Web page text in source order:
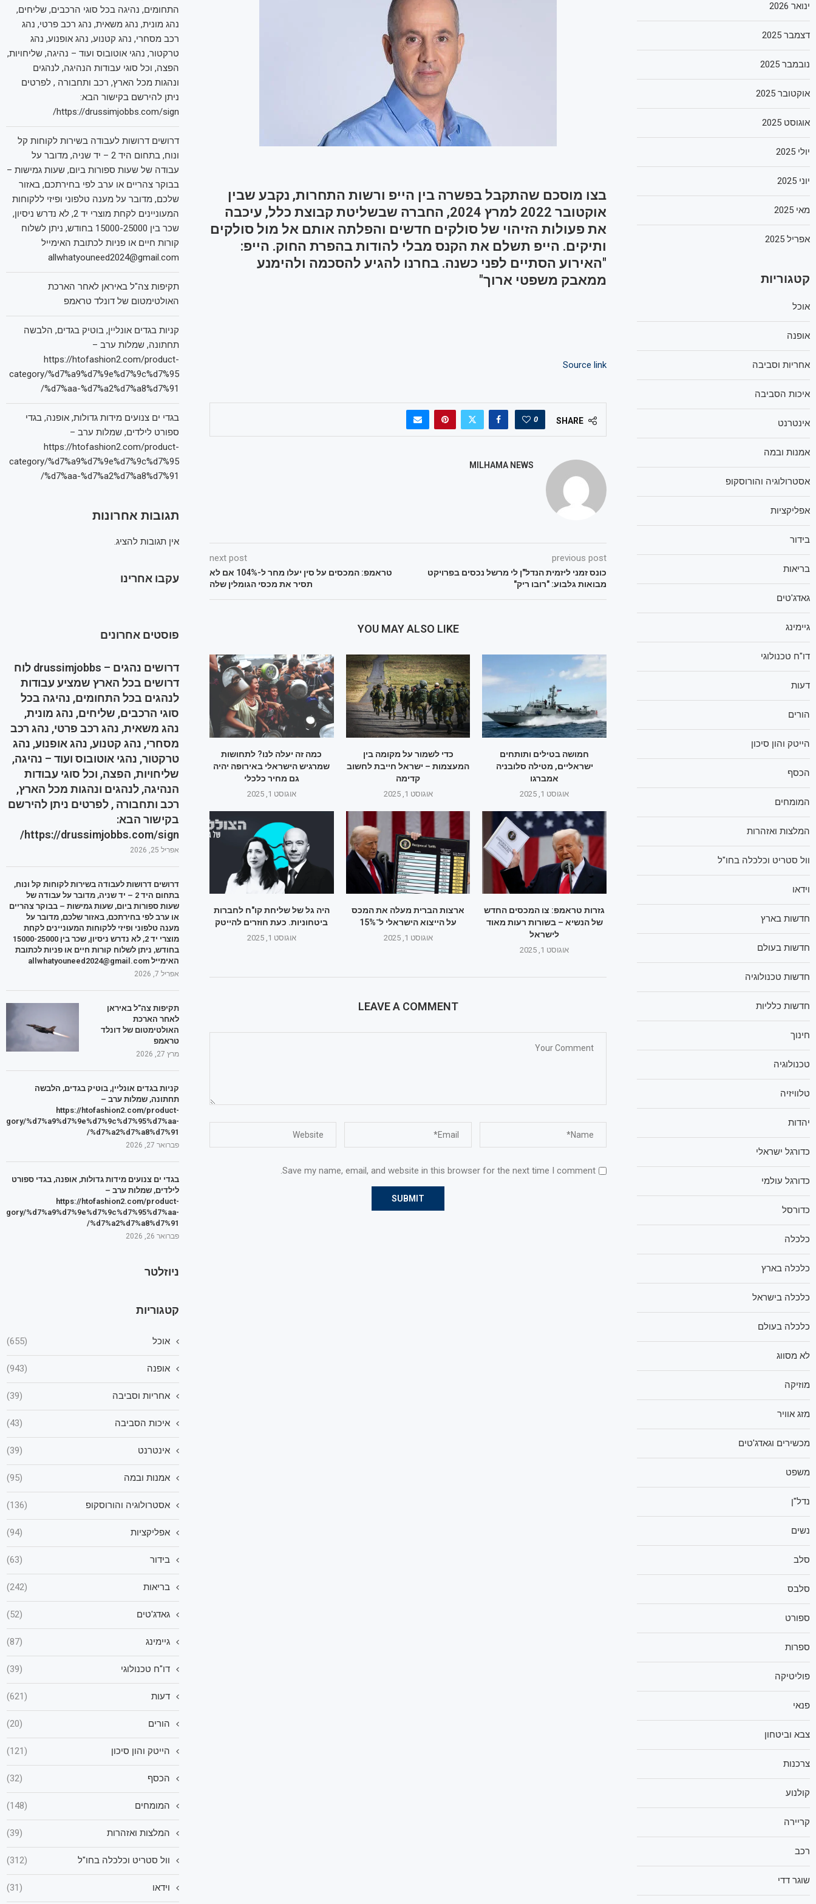
בצו מוסכם שהתקבל בפשרה בין הייפ ורשות התחרות, נקבע שבין
אוקטובר 2022 למרץ 2024, החברה שבשליטת קבוצת כלל, עיכבה
את פעולות הזיהוי של סולקים חדשים והפלתה אותם אל מול סולקים
ותיקים. הייפ תשלם את הקנס מבלי להודות בהפרת החוק. הייפ:
"האירוע הסתיים לפני כשנה. בחרנו להגיע להסכמה ולהימנע
ממאבק משפטי ארוך"
Source link
SHARE
0
MILHAMA NEWS
previous post
כונס זמני ליזמית הנדל"ן לי מרשל נכסים בפרויקט
מבואות גלבוע: "רובו ריק"
next post
טראמפ: המכסים על סין יעלו מחר ל-104% אם לא
תסיר את מכסי הגומלין שלה
YOU MAY ALSO LIKE
כמה זה יעלה לנו? לתחושות
שמרגיש הישראלי באירופה יהיה
גם מחיר כלכלי
אוגוסט 1, 2025
כדי לשמור על מקומה בין
המעצמות – ישראל חייבת לחשוב
קדימה
אוגוסט 1, 2025
חמושה בטילים ותותחים
ישראליים, מטילה סלובניה
אמברגו
אוגוסט 1, 2025
היה גל של שליחת קו"ח לחברות
ביטחוניות. כעת חוזרים להייטק
אוגוסט 1, 2025
ארצות הברית מעלה את המכס
על הייצוא הישראלי ל־15%
אוגוסט 1, 2025
גזרות טראמפ: צו המכסים החדש
של הנשיא – בשורות רעות מאוד
לישראל
אוגוסט 1, 2025
LEAVE A COMMENT
Save my name, email, and website in this browser for the next time I comment.
התחומים, נהיגה בכל סוגי הרכבים, שליחים,
נהג מונית, נהג משאית, נהג רכב פרטי, נהג
רכב מסחרי, נהג קטנוע, נהג אופנוע, נהג
טרקטור, נהגי אוטובוס ועוד – נהיגה, שליחויות,
הפצה, וכל סוגי עבודות הנהיגה, לנהגים
ונהגות מכל הארץ, רכב ותחבורה , לפרטים
ניתן להירשם בקישור הבא:
https://drussimjobbs.com/sign/
דרושים דרושות לעבודה בשירות לקוחות קל
ונוח, בתחום היד 2 – יד שניה, מדובר על
עבודה של שעות ספורות ביום, שעות גמישות –
בבוקר צהריים או ערב לפי בחירתכם, באזור
שלכם, מדובר על מענה טלפוני ופיזי ללקוחות
המעוניינים לקחת מוצרי יד 2, לא נדרש ניסיון,
שכר בין 15000-25000 בחודש, ניתן לשלוח
קורות חיים או פניות לכתובת האימייל
allwhatyouneed2024@gmail.com
תקיפות צה"ל באיראן לאחר הארכת
האולטימטום של דונלד טראמפ
קניות בגדים אונליין, בוטיק בגדים, הלבשה
תחתונה, שמלות ערב –
https://htofashion2.com/product-
category/%d7%a9%d7%9e%d7%9c%d7%95
%d7%aa-%d7%a2%d7%a8%d7%91/
בגדי ים צנועים מידות גדולות, אופנה, בגדי
ספורט לילדים, שמלות ערב –
https://htofashion2.com/product-
category/%d7%a9%d7%9e%d7%9c%d7%95
%d7%aa-%d7%a2%d7%a8%d7%91/
תגובות אחרונות
אין תגובות להציג.
עקבו אחרינו
פוסטים אחרונים
דרושים נהגים – drussimjobbs לוח
דרושים בכל הארץ שמציע עבודות
לנהגים בכל התחומים, נהיגה בכל
סוגי הרכבים, שליחים, נהג מונית,
נהג משאית, נהג רכב פרטי, נהג רכב
מסחרי, נהג קטנוע, נהג אופנוע, נהג
טרקטור, נהגי אוטובוס ועוד – נהיגה,
שליחויות, הפצה, וכל סוגי עבודות
הנהיגה, לנהגים ונהגות מכל הארץ,
רכב ותחבורה , לפרטים ניתן להירשם
בקישור הבא:
https://drussimjobbs.com/sign/
אפריל 25, 2026
דרושים דרושות לעבודה בשירות לקוחות קל ונוח,
בתחום היד 2 – יד שניה, מדובר על עבודה של
שעות ספורות ביום, שעות גמישות – בבוקר צהריים
או ערב לפי בחירתכם, באזור שלכם, מדובר על
מענה טלפוני ופיזי ללקוחות המעוניינים לקחת
מוצרי יד 2, לא נדרש ניסיון, שכר בין 15000-25000
בחודש, ניתן לשלוח קורות חיים או פניות לכתובת
האימייל allwhatyouneed2024@gmail.com
אפריל 7, 2026
תקיפות צה"ל באיראן
לאחר הארכת
האולטימטום של דונלד
טראמפ
מרץ 27, 2026
קניות בגדים אונליין, בוטיק בגדים, הלבשה
תחתונה, שמלות ערב –
https://htofashion2.com/product-
%d7%a9%d7%9e%d7%9c%d7%95%d7%aa-
%d7%a2%d7%a8%d7%91/
פברואר 27, 2026
בגדי ים צנועים מידות גדולות, אופנה, בגדי ספורט
לילדים, שמלות ערב –
https://htofashion2.com/product-
%d7%a9%d7%9e%d7%9c%d7%95%d7%aa-
%d7%a2%d7%a8%d7%91/
פברואר 26, 2026
ניוזלטר
קטגוריות
אוכל (655)
אופנה (943)
אחריות וסביבה (39)
איכות הסביבה (43)
אינטרנט (39)
אמנות ובמה (95)
אסטרולוגיה והורוסקופ (136)
אפליקציות (94)
בידור (63)
בריאות (242)
גאדג'טים (52)
גיימינג (87)
דו"ח טכנולוגי (39)
דעות (621)
הורים (20)
הייטק והון סיכון (121)
הכסף (32)
המומחים (148)
המלצות ואזהרות (39)
וול סטריט וכלכלה בחו"ל (312)
וידאו (31)
ינואר 2026
דצמבר 2025
נובמבר 2025
אוקטובר 2025
אוגוסט 2025
יולי 2025
יוני 2025
מאי 2025
אפריל 2025
קטגוריות
אוכל
אופנה
אחריות וסביבה
איכות הסביבה
אינטרנט
אמנות ובמה
אסטרולוגיה והורוסקופ
אפליקציות
בידור
בריאות
גאדג'טים
גיימינג
דו"ח טכנולוגי
דעות
הורים
הייטק והון סיכון
הכסף
המומחים
המלצות ואזהרות
וול סטריט וכלכלה בחו"ל
וידאו
חדשות בארץ
חדשות בעולם
חדשות טכנולוגיה
חדשות כלליות
חינוך
טכנולוגיה
טלוויזיה
יהדות
כדורגל ישראלי
כדורגל עולמי
כדורסל
כלכלה
כלכלה בארץ
כלכלה בישראל
כלכלה בעולם
לא מסווג
מוזיקה
מזג אוויר
מכשירים וגאדג'טים
משפט
נדל"ן
נשים
סלב
סלבס
ספורט
ספרות
פוליטיקה
פנאי
צבא וביטחון
צרכנות
קולנוע
קריירה
רכב
שוגר דדי